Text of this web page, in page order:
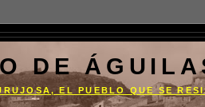
DE
EL PUEBLO QUE SE